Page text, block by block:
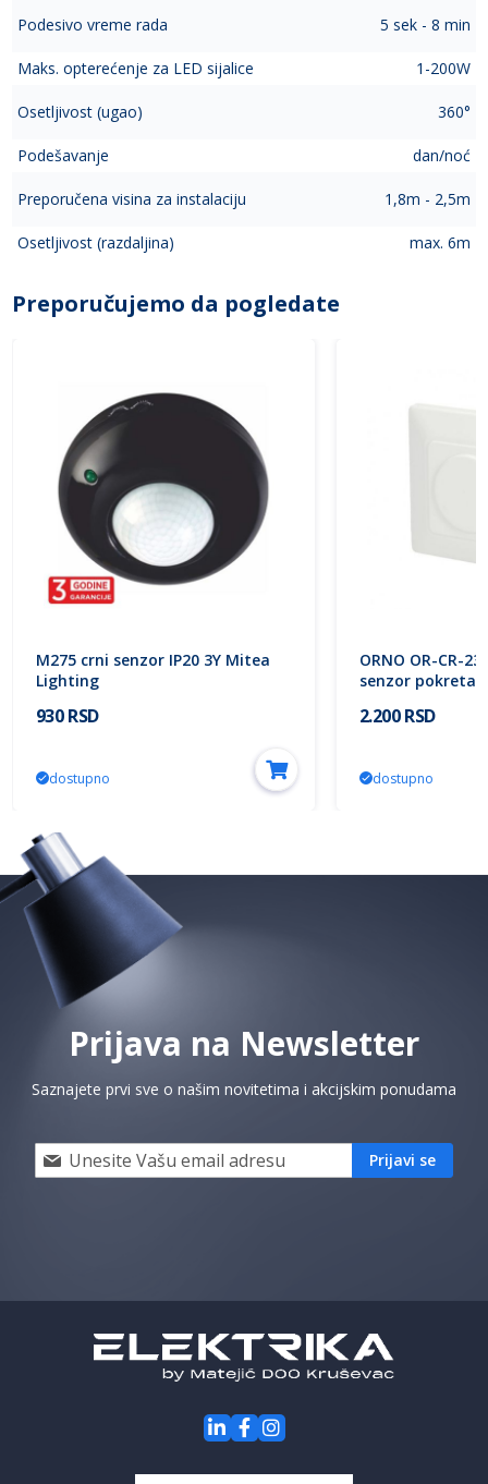
Podesivo vreme rada 5 sek - 8 min
Maks. opterećenje za LED sijalice 1-200W
Osetljivost (ugao) 360°
Podešavanje dan/noć
Preporučena visina za instalaciju 1,8m - 2,5m
Osetljivost (razdaljina) max. 6m
Preporučujemo da pogledate
M275 crni senzor IP20 3Y Mitea
Lighting
930 RSD
dostupno
ORNO OR-CR-
senzor pokreta
2.200 RSD
dostupno
Prijava na Newsletter
Saznajete prvi sve o našim novitetima i akcijskim ponudama
Prijavi
se
akcije
Prijavi se